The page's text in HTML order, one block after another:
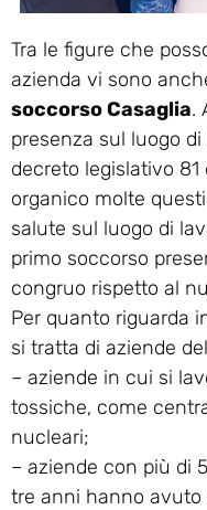
Tra le figure che
azienda vi sono
soccorso Casaglia.
presenza sul luogo
decreto legislativo
organico molte
salute sul luogo di
primo soccorso
congruo rispetto al
Per quanto riguarda
si tratta di aziende
– aziende in cui si
tossiche, come
nucleari;
– aziende con più di
tre anni hanno